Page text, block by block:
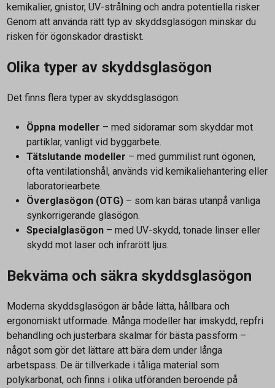
kemikalier, gnistor, UV-strålning och andra potentiella risker.
Genom att använda rätt typ av skyddsglasögon minskar du
risken för ögonskador drastiskt.
Olika typer av skyddsglasögon
Det finns flera typer av skyddsglasögon:
Öppna modeller – med sidoramar som skyddar mot
partiklar, vanligt vid byggarbete.
Tätslutande modeller – med gummilist runt ögonen,
ofta ventilationshål, används vid kemikaliehantering eller
laboratoriearbete.
Överglasögon (OTG) – som kan bäras utanpå vanliga
synkorrigerande glasögon.
Specialglasögon – med UV-skydd, tonade linser eller
skydd mot laser och infrarött ljus.
Bekväma och säkra skyddsglasögon
Moderna skyddsglasögon är både lätta, hållbara och
ergonomiskt utformade. Många modeller har imskydd, repfri
behandling och justerbara skalmar för bästa passform –
något som gör det lättare att bära dem under långa
arbetspass. De är tillverkade i tåliga material som
polykarbonat, och finns i olika utföranden beroende på